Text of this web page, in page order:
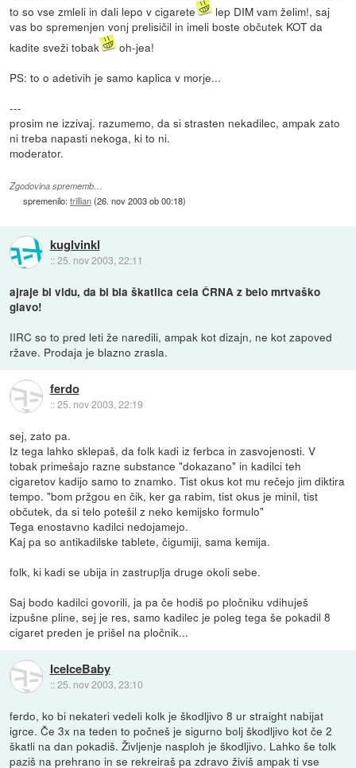
to so vse zmleli in dali lepo v cigarete
lep DIM vam želim!, saj
vas bo spremenjen vonj prelisičil in imeli boste občutek KOT da
kadite sveži tobak
oh-jea!
PS: to o adetivih je samo kaplica v morje...
---
prosim ne izzivaj. razumemo, da si strasten nekadilec, ampak zato
ni treba napasti nekoga, ki to ni.
moderator.
Zgodovina sprememb…
spremenilo:trillian(26. nov 2003 ob 00:18)
kuglvinkl
::25. nov 2003, 22:11
ajraje bi vidu, da bi bla škatlica cela ČRNA z belo mrtvaško
glavo!
IIRC so to pred leti že naredili, ampak kot dizajn, ne kot zapoved
ržave. Prodaja je blazno zrasla.
ferdo
::25. nov 2003, 22:19
sej, zato pa.
Iz tega lahko sklepaš, da folk kadi iz ferbca in zasvojenosti. V
tobak primešajo razne substance "dokazano" in kadilci teh
cigaretov kadijo samo to znamko. Tist okus kot mu rečejo jim diktira
tempo. "bom pržgou en čik, ker ga rabim, tist okus je minil, tist
občutek, da si telo potešil z neko kemijsko formulo"
Tega enostavno kadilci nedojamejo.
Kaj pa so antikadilske tablete, čigumiji, sama kemija.
folk, ki kadi se ubija in zastruplja druge okoli sebe.
Saj bodo kadilci govorili, ja pa če hodiš po pločniku vdihuješ
izpušne pline, sej je res, samo kadilec je poleg tega še pokadil 8
cigaret preden je prišel na pločnik...
IceIceBaby
::25. nov 2003, 23:10
ferdo, ko bi nekateri vedeli kolk je škodljivo 8 ur straight nabijat
igrce. Če 3x na teden to počneš je sigurno bolj škodljivo kot če 2
škatli na dan pokadiš. Življenje nasploh je škodljivo. Lahko še tolk
paziš na prehrano in se rekreiraš pa zdravo živiš ampak ti vse